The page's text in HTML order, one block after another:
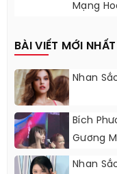
Mạng
BÀI VIẾT MỚI NHẤT
Nhan
Bích
Gương
Nhan